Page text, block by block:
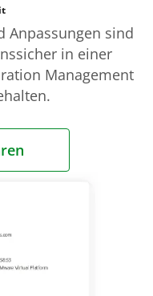
Anpassungen sind
in einer
Management